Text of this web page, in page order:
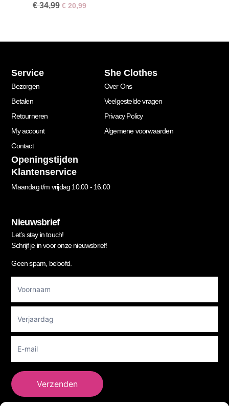
€34,99 € 20,99
Service
Bezorgen
Betalen
Retourneren
My account
Contact
She Clothes
Over Ons
Veelgestelde vragen
Privacy Policy
Algemene voorwaarden
Openingstijden
Klantenservice
Maandag t/m vrijdag 10.00 - 16.00
Nieuwsbrief
Let’s stay in touch!
Schrijf je in voor onze nieuwsbrief!
Geen spam, beloofd.
Newsletter
Verzenden